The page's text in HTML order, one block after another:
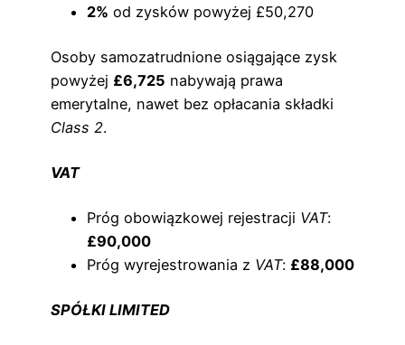
2% od zysków powyżej £50,270
Osoby samozatrudnione osiągające zysk
powyżej £6,725 nabywają prawa
emerytalne, nawet bez opłacania składki
Class 2.
VAT
Próg obowiązkowej rejestracji VAT:
£90,000
Próg wyrejestrowania z VAT: £88,000
SPÓŁKI LIMITED